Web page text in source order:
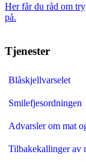
Her får du råd om
på.
Tjenester
Blåskjellvarselet
Smilefjesordningen
Advarsler om mat
Tilbakekallinger av